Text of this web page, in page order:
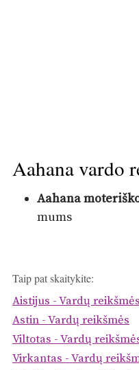
Aahana vardo
Aahana
mums
Taip pat skaitykite:
Aistijus - Vardų
Astin - Vardų reikšmės
Viltotas - Vardų
Virkantas - Vardų